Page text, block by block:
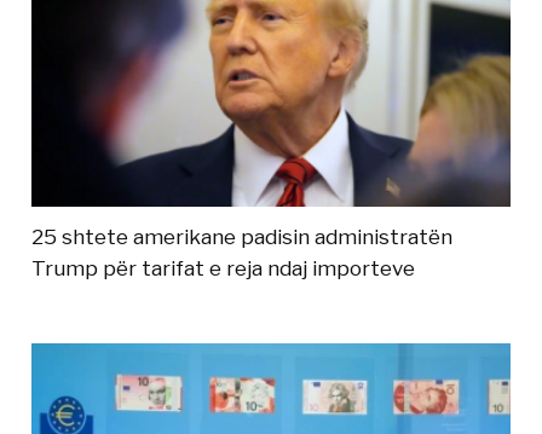
25 shtete amerikane padisin administratën
Trump për tarifat e reja ndaj importeve